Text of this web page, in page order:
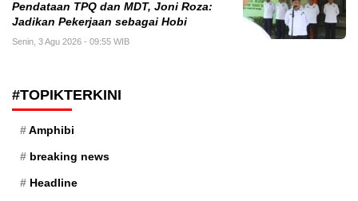
Pendataan TPQ dan MDT, Joni Roza:
Jadikan Pekerjaan sebagai Hobi
Senin, 3 Agu 2026 - 09:55 WIB
#TOPIKTERKINI
Amphibi
breaking news
Headline